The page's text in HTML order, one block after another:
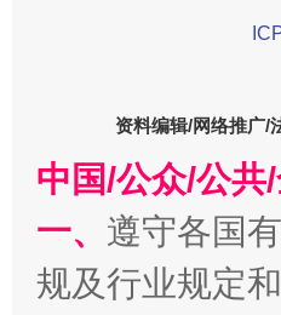
资料编辑/网络推广/
中国/公众/公共
一、 遵守各国
规及行业规定